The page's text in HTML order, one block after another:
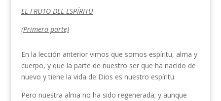
EL FRUTO DEL ESPÍRITU
(Primera parte)
En la lección anterior vimos que somos espíritu, alma y
cuerpo, y que la parte de nuestro ser que ha nacido de
nuevo y tiene la vida de Dios es nuestro espíritu.
Pero nuestra alma no ha sido regenerada; y aunque